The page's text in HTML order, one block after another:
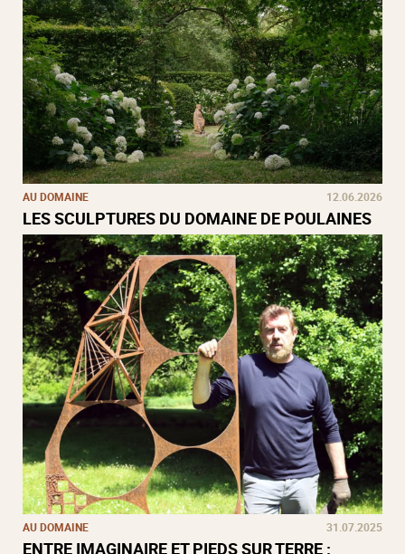
AU DOMAINE 12.06.2026
LES SCULPTURES DU DOMAINE DE POULAINES
AU DOMAINE 31.07.2025
ENTRE IMAGINAIRE ET PIEDS SUR TERRE :